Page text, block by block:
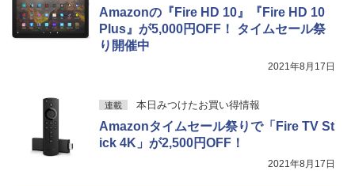
Amazonの『Fire HD 10』『Fire HD 10
Plus』が5,000円OFF！ タイムセール祭
り開催中
2021年8月17日
連載 本日みつけたお買い得情報
Amazonタイムセール祭りで「Fire TV St
ick 4K」が2,500円OFF！
2021年8月17日